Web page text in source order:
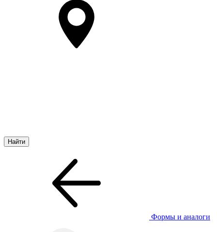
Формы и аналоги